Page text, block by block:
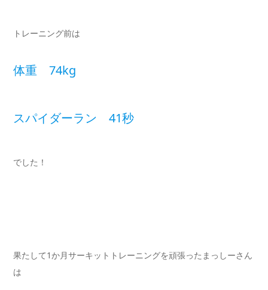
トレーニング前は
体重 74kg
スパイダーラン 41秒
でした！
果たして1か月サーキットトレーニングを頑張ったまっしーさん
は